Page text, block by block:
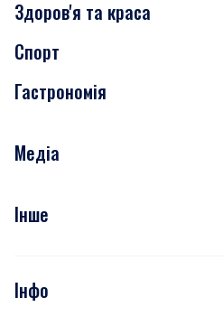
Сьогодні
Завтра
Субота
Здоров'я та краса
Медицина
Краса
Спорт
Гастрономія
Рецепти
Медіа
Фото
Подкасти
Інше
Тести
Інфо